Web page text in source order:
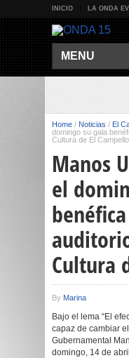
INICIO LA ONDA
MENU
Home / Noticias / El
domingo su gala
Cultura de El Campello
Manos
el
Cultura
By Marina
Bajo el lema “El
capaz de cambiar
Gubernamental
domingo, 14 de